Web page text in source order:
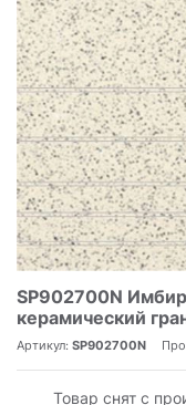
SP902700N
керамический
Артикул: SP902700N
Товар снят с